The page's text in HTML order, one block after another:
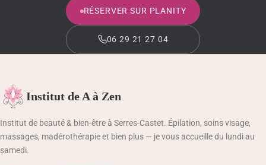
BLOG BEAUTÉ & CONSEILS
VALIDATION DE LA COMMANDE
MON COMPTE
RÉSERVER SUR PLANITY
06 29 21 27 04
Institut de A à Zen
Institut de beauté & bien-être à Serres-Castet. Épilation, soins visage,
massages, madérothérapie et bien plus — je vous accueille du lundi au
samedi.